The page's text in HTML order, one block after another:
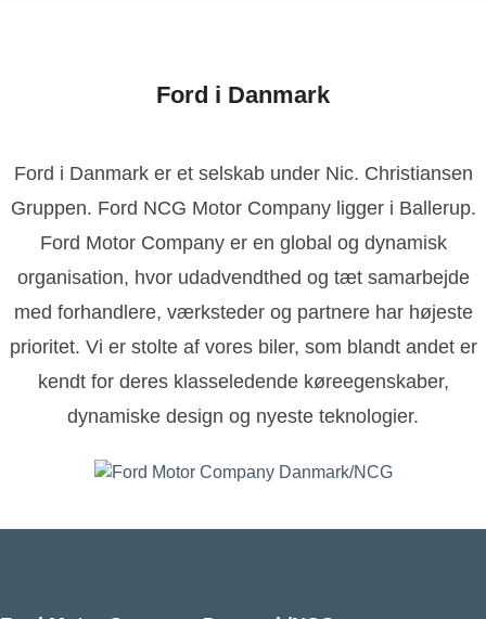
Ford i Danmark
Ford i Danmark er et selskab under Nic. Christiansen
Gruppen. Ford NCG Motor Company ligger i Ballerup.
Ford Motor Company er en global og dynamisk
organisation, hvor udadvendthed og tæt samarbejde
med forhandlere, værksteder og partnere har højeste
prioritet. Vi er stolte af vores biler, som blandt andet er
kendt for deres klasseledende køreegenskaber,
dynamiske design og nyeste teknologier.